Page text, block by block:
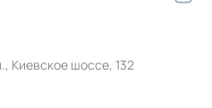
Киевское шоссе, 132